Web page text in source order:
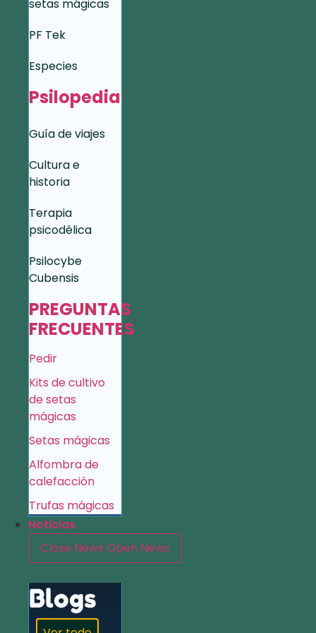
setas mágicas
PF Tek
Especies
Psilopedia
Guía de viajes
Cultura e
historia
Terapia
psicodélica
Psilocybe
Cubensis
PREGUNTAS
FRECUENTES
Pedir
Kits de cultivo
de setas
mágicas
Setas mágicas
Alfombra de
calefacción
Trufas mágicas
Noticias
Close News Open News
Blogs